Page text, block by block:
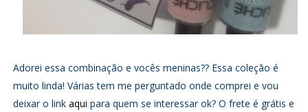
Adorei essa combinação e vocês meninas?? Essa coleção é
muito linda! Várias tem me perguntado onde comprei e vou
deixar o link aqui para quem se interessar ok? O frete é grátis e